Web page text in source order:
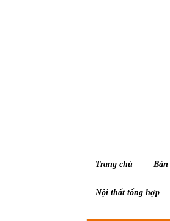
Trang chủ Bàn
Nội thất tổng hợp